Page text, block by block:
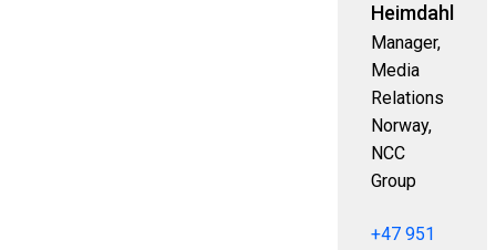
Heimdahl
Manager,
Media
Relations
Norway,
NCC
Group
+47 951